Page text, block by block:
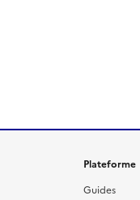
Plateforme
Guides